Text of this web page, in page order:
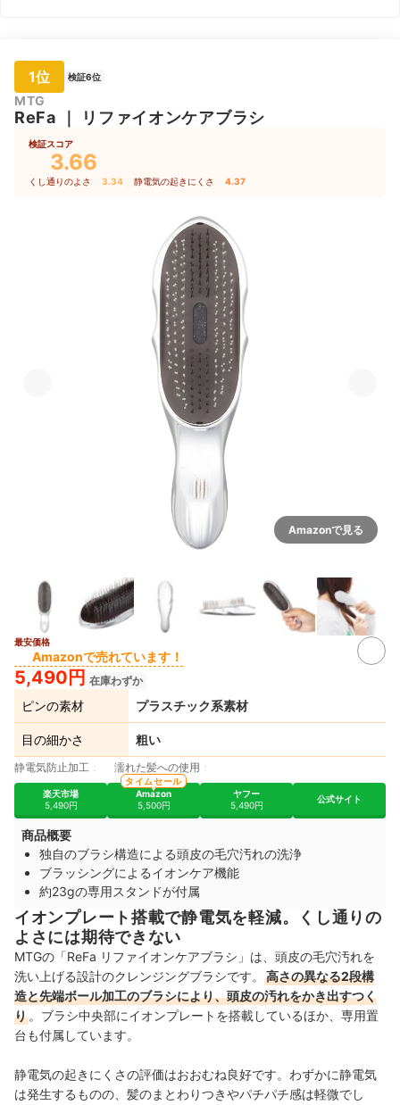
1位 検証6位
MTG
ReFa リファイオンケアブラシ
検証スコア
3.66
くし通りのよさ 3.34 静電気の起きにくさ 4.37
Amazonで見る
最安価格
Amazonで売れています！
5,490円 在庫わずか
ピンの素材 プラスチック系素材
目の細かさ 粗い
静電気防止加工 濡れた髪への使用
楽天市場
5,490円
Amazon
5,500円
タイムセール
ヤフー
5,490円
公式サイト
商品概要
独自のブラシ構造による頭皮の毛穴汚れの洗浄
ブラッシングによるイオンケア機能
約23gの専用スタンドが付属
イオンプレート搭載で静電気を軽減。くし通りの
よさには期待できない
MTGの「ReFa リファイオンケアブラシ」は、頭皮の毛穴汚れを
洗い上げる設計のクレンジングブラシです。
高さの異なる2段構
造と先端ボール加工のブラシにより、頭皮の汚れをかき出すつく
り 。ブラシ中央部にイオンプレートを搭載しているほか、専用置
台も付属しています。
静電気の起きにくさの評価はおおむね良好です。わずかに静電気
は発生するものの、髪のまとわりつきやパチパチ感は軽微でし